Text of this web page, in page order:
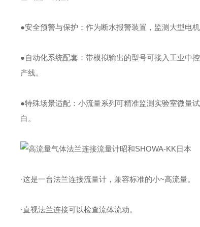
●安全预警与保护：作为断水报警装置，监测大型电
●自动化系统配套：带模拟输出的型号可接入工业中
产线。
●特殊场景适配：小流量系列可精准监测实验室微量
白。
·这是一台法兰连接流量计，兼容标准的小~高流量。
·直视法兰连接可以检查流体流动。